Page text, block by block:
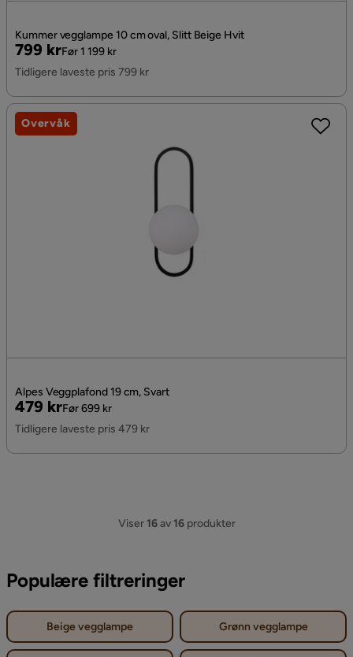
Kummer vegglampe 10 cm oval, Slitt Beige Hvit
Pris
799 kr
Original
Pris
Før 1 199 kr
Tidligere laveste pris 799 kr
Alpes Veggplafond 19 cm, Svart
Pris
479 kr
Original
Pris
Før 699 kr
Tidligere laveste pris 479 kr
Overvåk
Viser16av16produkter
Populære filtreringer
Beige vegglampe Grønn vegglampe